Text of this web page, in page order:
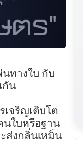
ทางใบ กับ
กัน
เจริญเติบโต
นใบหรือฐาน
ส่งกลิ่นเหม็น